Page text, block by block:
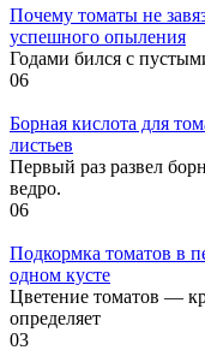
Почему томаты не
успешного опыления
Годами бился с
06
Борная кислота для
листьев
Первый раз развел
ведро.
06
Подкормка томатов в
одном кусте
Цветение томатов —
определяет
03